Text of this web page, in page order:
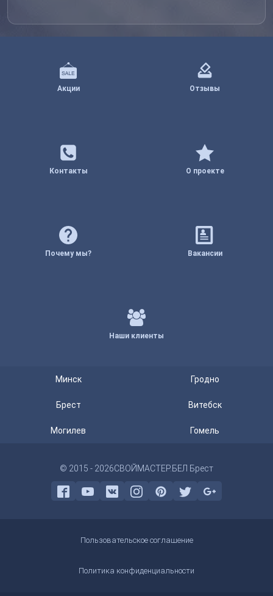
Акции Отзывы
Контакты О проекте
Почему мы? Вакансии
Наши клиенты
Минск Гродно
Брест Витебск
Могилев Гомель
© 2015 - 2026СВОЙМАСТЕР.БЕЛ Брест
Пользовательское соглашение
Политика конфиденциальности